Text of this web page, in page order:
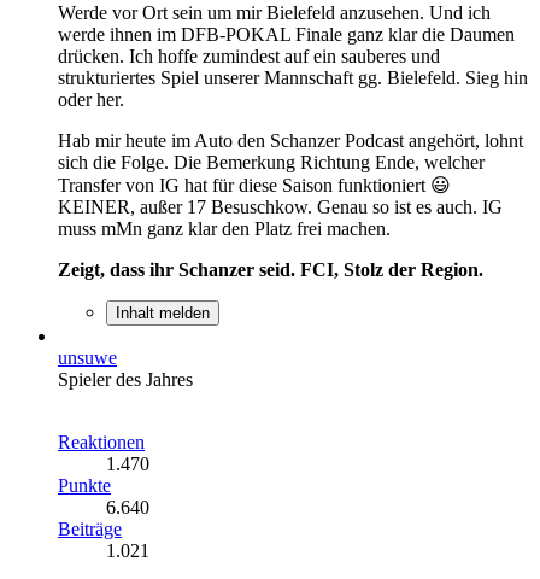
Werde vor Ort sein um mir Bielefeld anzusehen. Und ich
werde ihnen im DFB-POKAL Finale ganz klar die Daumen
drücken. Ich hoffe zumindest auf ein sauberes und
strukturiertes Spiel unserer Mannschaft gg. Bielefeld. Sieg hin
oder her.
Hab mir heute im Auto den Schanzer Podcast angehört, lohnt
sich die Folge. Die Bemerkung Richtung Ende, welcher
Transfer von IG hat für diese Saison funktioniert 😃
KEINER, außer 17 Besuschkow. Genau so ist es auch. IG
muss mMn ganz klar den Platz frei machen.
Zeigt, dass ihr Schanzer seid. FCI, Stolz der Region.
Inhalt melden
unsuwe
Spieler des Jahres
Reaktionen
1.470
Punkte
6.640
Beiträge
1.021